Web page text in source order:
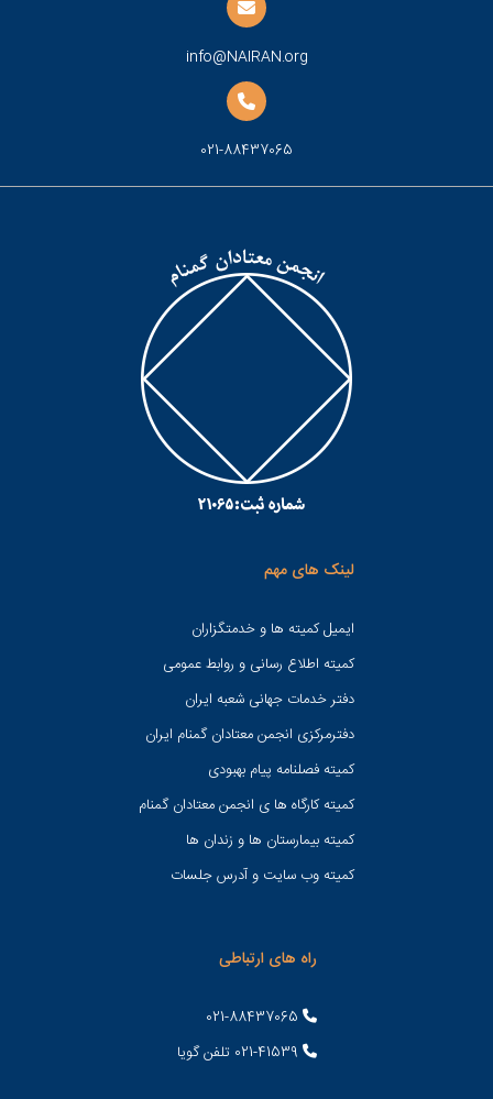
info@NAIRAN.org
021-88437065
لینک های مهم
ایمیل کمیته ها و خدمتگزاران
کميته اطلاع رسانی و روابط عمومی
دفتر خدمات جهانی شعبه ايران
دفترمرکزی انجمن معتادان گمنام ایران
کمیته فصلنامه پیام بهبودی
کمیته کارگاه ها ی انجمن معتادان گمنام
کمیته بیمارستان ها و زندان ها
کمیته وب سایت و آدرس جلسات
راه های ارتباطی